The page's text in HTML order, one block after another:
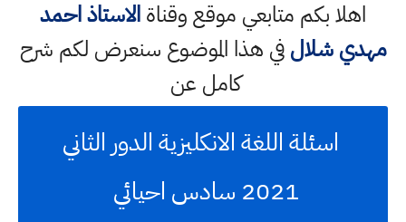
اهلا بكم متابعي موقع وقناةالاستاذ احمد
مهدي شلالفي هذا الموضوع سنعرض لكم شرح
كامل عن
اسئلة اللغة الانكليزية الدور الثاني
2021 سادس احيائي